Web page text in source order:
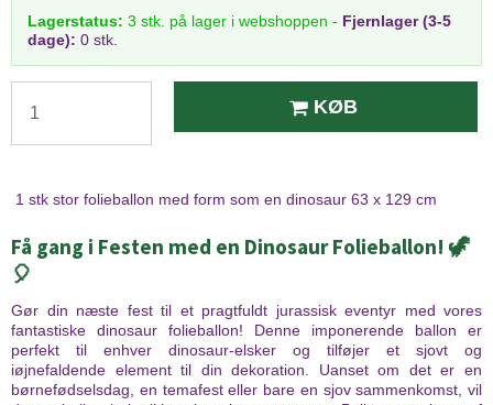
Lagerstatus: 3 stk. på lager i webshoppen - Fjernlager (3-5
dage): 0 stk.
KØB
1 stk stor folieballon med form som en dinosaur 63 x 129 cm
Få gang i Festen med en Dinosaur Folieballon! 🦖
🎈
Gør din næste fest til et pragtfuldt jurassisk eventyr med vores
fantastiske dinosaur folieballon! Denne imponerende ballon er
perfekt til enhver dinosaur-elsker og tilføjer et sjovt og
iøjnefaldende element til din dekoration. Uanset om det er en
børnefødselsdag, en temafest eller bare en sjov sammenkomst, vil